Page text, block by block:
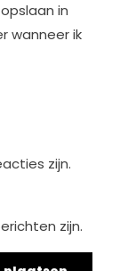
in
wanneer ik
zijn.
zijn.